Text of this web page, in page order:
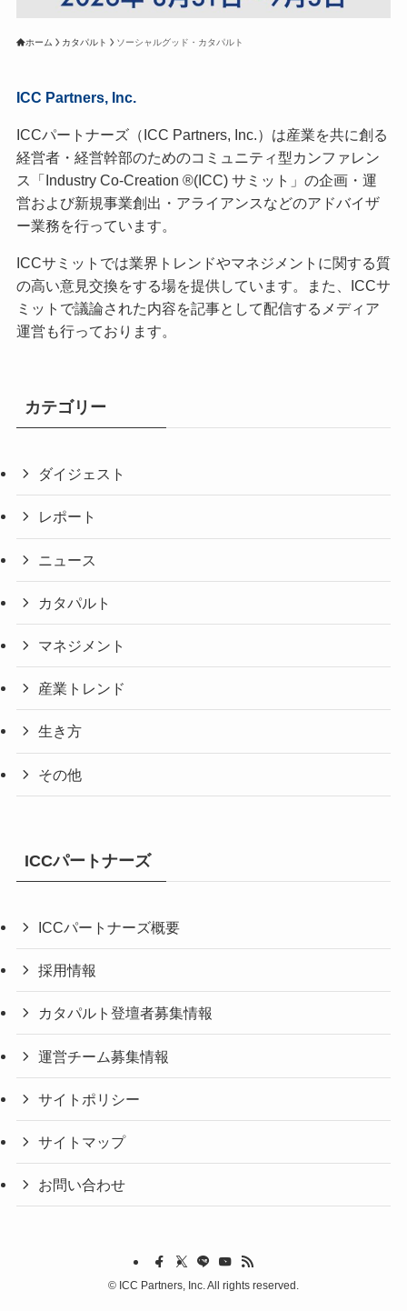
ホーム カタパルト ソーシャルグッド・カタパルト
ICC Partners, Inc.
ICCパートナーズ（ICC Partners, Inc.）は産業を共に創る
経営者・経営幹部のためのコミュニティ型カンファレン
ス「Industry Co-Creation ®(ICC) サミット」の企画・運
営および新規事業創出・アライアンスなどのアドバイザ
ー業務を行っています。
ICCサミットでは業界トレンドやマネジメントに関する質
の高い意見交換をする場を提供しています。また、ICCサ
ミットで議論された内容を記事として配信するメディア
運営も行っております。
カテゴリー
ダイジェスト
レポート
ニュース
カタパルト
マネジメント
産業トレンド
生き方
その他
ICCパートナーズ
ICCパートナーズ概要
採用情報
カタパルト登壇者募集情報
運営チーム募集情報
サイトポリシー
サイトマップ
お問い合わせ
© ICC Partners, Inc. All rights reserved.